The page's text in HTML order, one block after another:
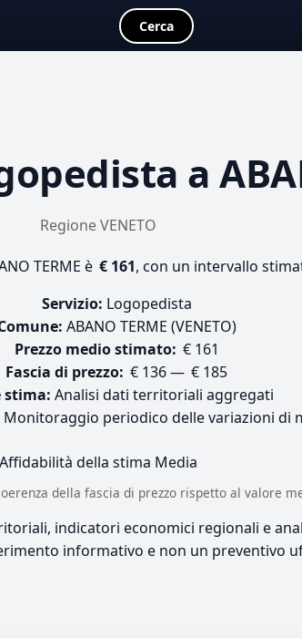
Cerca
a
Regione VENETO
TERME è € 161, con un intervallo
Servizio: Logopedista
ABANO TERME (VENETO)
Prezzo medio stimato: € 161
Fascia di prezzo: € 136 — € 185
stima: Analisi dati territoriali aggregati
Monitoraggio periodico delle variazioni di
Affidabilità della stima Media
della fascia di prezzo rispetto al valore
indicatori economici regionali e
informativo e non un preventivo